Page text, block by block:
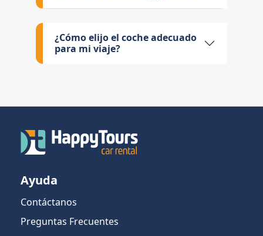
¿Cómo elijo el coche adecuado
para mi viaje?
Ayuda
Contáctanos
Preguntas Frecuentes